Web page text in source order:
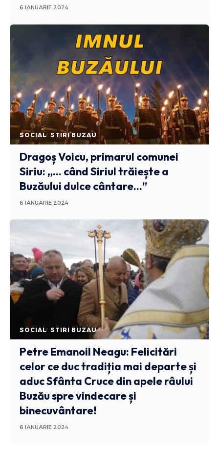
6 IANUARIE 2024
SOCIAL STIRI BUZAU
Dragoș Voicu, primarul comunei
Siriu: „… când Siriul trăiește a
Buzăului dulce cântare…”
6 IANUARIE 2024
SOCIAL STIRI BUZAU
Petre Emanoil Neagu: Felicitări
celor ce duc tradiția mai departe și
aduc Sfânta Cruce din apele râului
Buzău spre vindecare și
binecuvântare!
6 IANUARIE 2024